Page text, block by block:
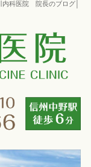
内科医院 院長のブログ│